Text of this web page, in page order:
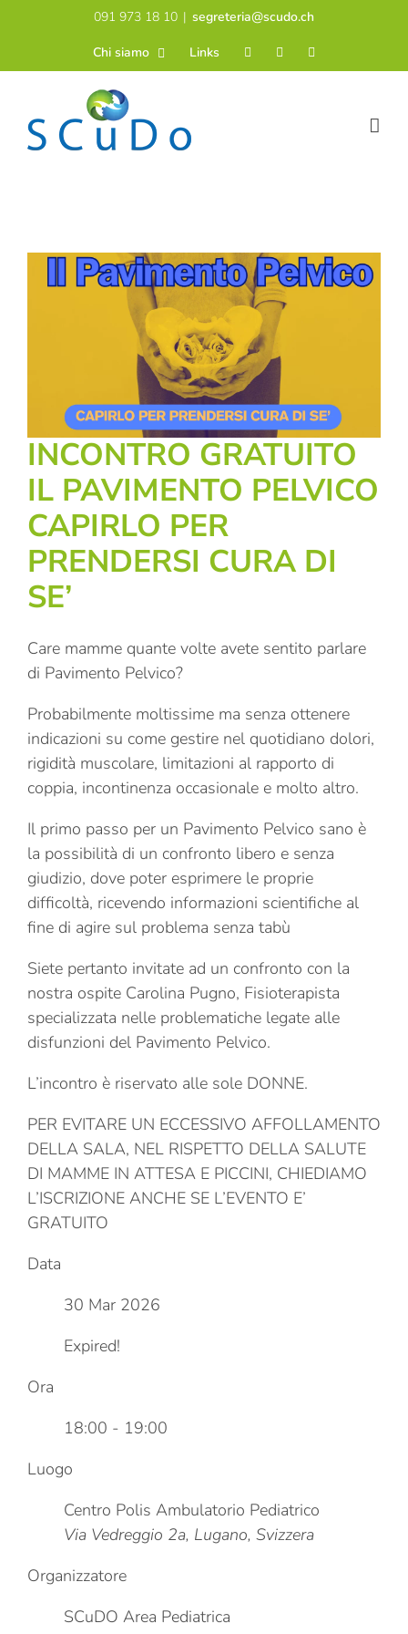
091 973 18 10 | segreteria@scudo.ch
Chi siamo Links
INCONTRO GRATUITO
IL PAVIMENTO PELVICO
CAPIRLO PER
PRENDERSI CURA DI
SE’
Care mamme quante volte avete sentito parlare
di Pavimento Pelvico?
Probabilmente moltissime ma senza ottenere
indicazioni su come gestire nel quotidiano dolori,
rigidità muscolare, limitazioni al rapporto di
coppia, incontinenza occasionale e molto altro.
Il primo passo per un Pavimento Pelvico sano è
la possibilità di un confronto libero e senza
giudizio, dove poter esprimere le proprie
difficoltà, ricevendo informazioni scientifiche al
fine di agire sul problema senza tabù
Siete pertanto invitate ad un confronto con la
nostra ospite Carolina Pugno, Fisioterapista
specializzata nelle problematiche legate alle
disfunzioni del Pavimento Pelvico.
L’incontro è riservato alle sole DONNE.
PER EVITARE UN ECCESSIVO AFFOLLAMENTO
DELLA SALA, NEL RISPETTO DELLA SALUTE
DI MAMME IN ATTESA E PICCINI, CHIEDIAMO
L’ISCRIZIONE ANCHE SE L’EVENTO E’
GRATUITO
Data
30 Mar 2026
Expired!
Ora
18:00 - 19:00
Luogo
Centro Polis Ambulatorio Pediatrico
Via Vedreggio 2a, Lugano, Svizzera
Organizzatore
SCuDO Area Pediatrica